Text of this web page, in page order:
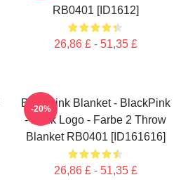
RB0401 [ID1612]
26,86 £ - 51,35 £
Blackpink Blanket - BlackPink
- Blink Logo - Farbe 2 Throw
Blanket RB0401 [ID161616]
26,86 £ - 51,35 £
-20%